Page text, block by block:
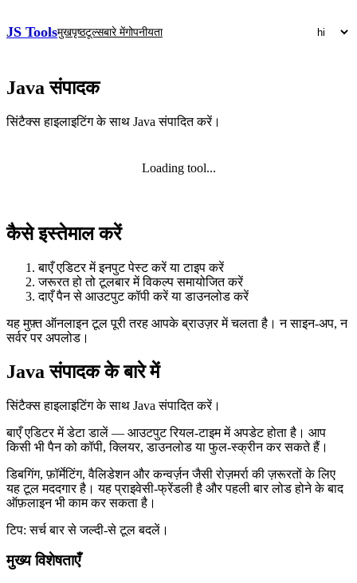
JS Toolsमुखपृष्ठटूल्सबारे मेंगोपनीयता
Java संपादक
सिंटैक्स हाइलाइटिंग के साथ Java संपादित करें।
Loading tool...
कैसे इस्तेमाल करें
बाएँ एडिटर में इनपुट पेस्ट करें या टाइप करें
जरूरत हो तो टूलबार में विकल्प समायोजित करें
दाएँ पैन से आउटपुट कॉपी करें या डाउनलोड करें
यह मुफ़्त ऑनलाइन टूल पूरी तरह आपके ब्राउज़र में चलता है। न साइन‑अप, न
सर्वर पर अपलोड।
Java संपादक के बारे में
सिंटैक्स हाइलाइटिंग के साथ Java संपादित करें।
बाएँ एडिटर में डेटा डालें — आउटपुट रियल‑टाइम में अपडेट होता है। आप
किसी भी पैन को कॉपी, क्लियर, डाउनलोड या फुल‑स्क्रीन कर सकते हैं।
डिबगिंग, फ़ॉर्मेटिंग, वैलिडेशन और कन्वर्ज़न जैसी रोज़मर्रा की ज़रूरतों के लिए
यह टूल मददगार है। यह प्राइवेसी‑फ्रेंडली है और पहली बार लोड होने के बाद
ऑफ़लाइन भी काम कर सकता है।
टिप: सर्च बार से जल्दी‑से टूल बदलें।
मुख्य विशेषताएँ